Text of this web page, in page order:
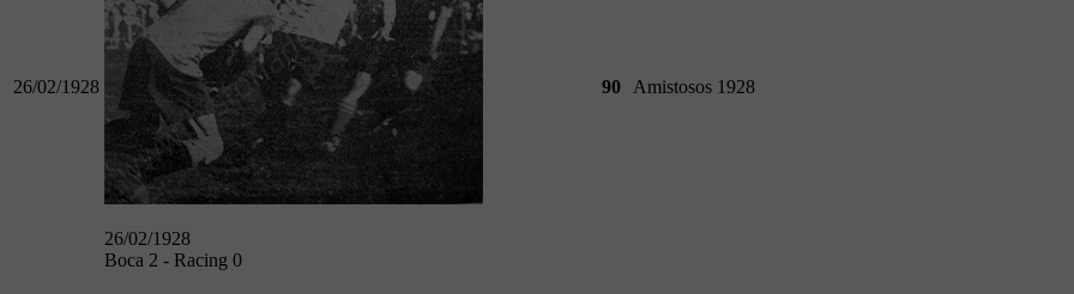
26/02/1928
26/02/1928
Boca 2 - Racing 0
90 Amistosos 1928